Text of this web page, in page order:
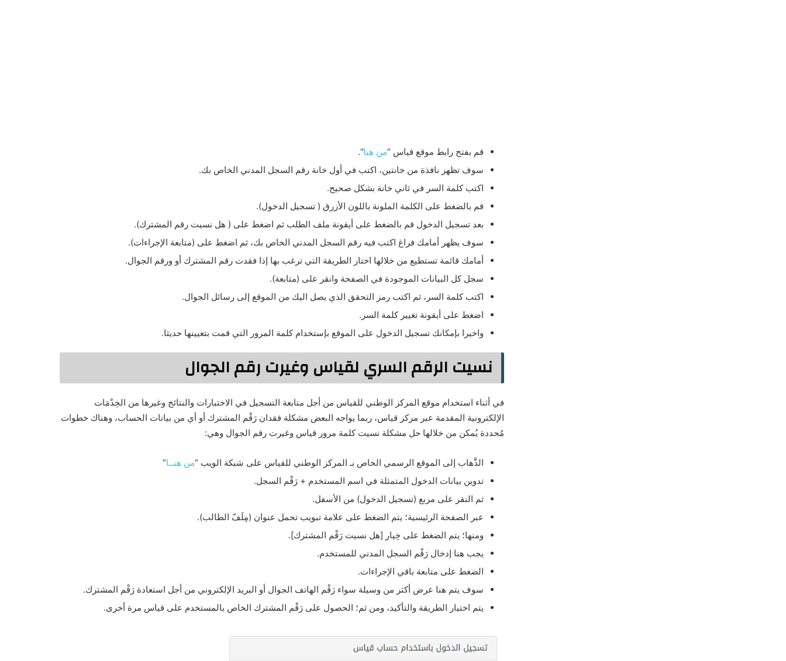
قم بفتح رابط موقع قياس “من هنا“.
سوف تظهر نافذة من خانتين، اكتب في أول خانة رقم السجل المدني الخاص بك.
اكتب كلمة السر في ثاني خانة بشكل صحيح.
قم بالضغط على الكلمة الملونة باللون الأزرق ( تسجيل الدخول).
بعد تسجيل الدخول قم بالضغط على أيقونة ملف الطلب ثم اضغط على ( هل نسيت رقم المشترك).
سوف يظهر أمامك فراغ اكتب فيه رقم السجل المدني الخاص بك، ثم اضغط على (متابعة الإجراءات).
أمامك قائمة تستطيع من خلالها اختار الطريقة التي ترغب بها إذا فقدت رقم المشترك أو ورقم الجوال.
سجل كل البيانات الموجودة في الصفحة وانقر على (متابعة).
اكتب كلمة السر، ثم اكتب رمز التحقق الذي يصل اليك من الموقع إلى رسائل الجوال.
اضغط على أيقونة تغيير كلمة السر.
واخيرا بإمكانك تسجيل الدخول على الموقع بإستخدام كلمة المرور التي قمت بتعيينها حديثا.
نسيت الرقم السري لقياس وغيرت رقم الجوال
في أثناء استخدام موقع المركز الوطني للقياس من أجل متابعة التسجيل في الاختبارات والنتائج وغيرها من الخِدْمَات
الإلكترونية المقدمة عبر مركز قياس، ربما يواجه البعض مشكلة فقدان رَقْم المشترك أو أي من بيانات الحساب، وهناك خطوات
مُحددة يُمكن من خلالها حل مشكلة نسيت كلمة مرور قياس وغيرت رقم الجوال وهي:
الذَّهاب إلى الموقع الرسمي الخاص بـ المركز الوطني للقياس على شبكة الويب “من هنــا“
تدوين بيانات الدخول المتمثلة في اسم المستخدم + رَقْم السجل.
ثم النقر على مربع (تسجيل الدخول) من الأسفل.
عبر الصفحة الرئيسية؛ يتم الضغط على علامة تبويب تحمل عنوان (مِلَفّ الطالب).
ومنها؛ يتم الضغط على خِيار [هل نسيت رَقْم المشترك].
يجب هنا إدخال رَقْم السجل المدني للمستخدم.
الضغط على متابعة باقي الإجراءات.
سوف يتم هنا عرض أكثر من وسيلة سواء رَقْم الهاتف الجوال أو البريد الإلكتروني من أجل استعادة رَقْم المشترك.
يتم اختيار الطريقة والتأكيد، ومن ثم؛ الحصول على رَقْم المشترك الخاص بالمستخدم على قياس مرة أخرى.